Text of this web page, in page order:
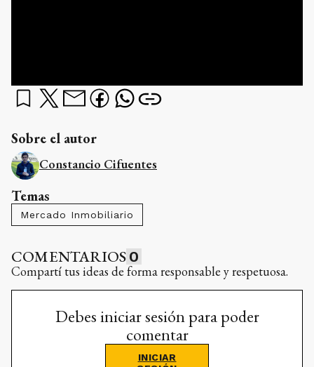
Sobre el autor
Constancio Cifuentes
Temas
Mercado Inmobiliario
COMENTARIOS 0
Compartí tus ideas de forma responsable y respetuosa.
Debes iniciar sesión para poder
comentar
INICIAR